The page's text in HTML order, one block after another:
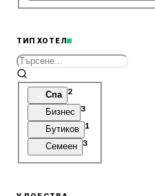
ТИП ХОТЕЛ
Спа 2
Бизнес 3
Бутиков 1
Семеен 3